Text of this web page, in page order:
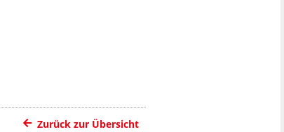
Zurück zur Übersicht